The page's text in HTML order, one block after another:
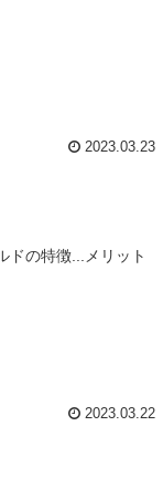
2023.03.23
ドの特徴...メリット
2023.03.22